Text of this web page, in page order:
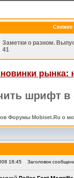
Свежее
Заметки о разном.
41
рынка:
шрифт в
Форумы Mobiset.Ru о
18:45 Заголовок